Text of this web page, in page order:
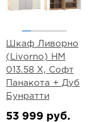
Шкаф Ливорно
(Livorno) НМ
013.58 Х, Софт
Панакота + Дуб
Бунратти
53 999 руб.